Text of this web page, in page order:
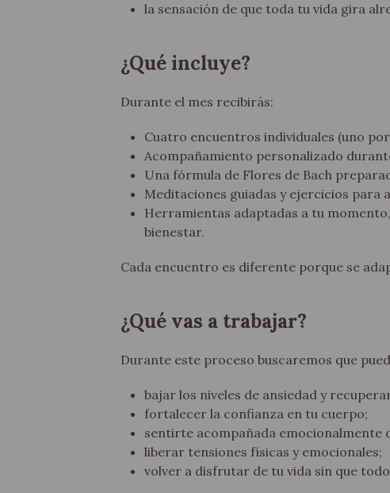
la sensación de que toda tu vida gira
¿Qué incluye?
Durante el mes recibirás:
Cuatro encuentros individuales (uno
Acompañamiento personalizado
Una fórmula de Flores de Bach
Meditaciones guiadas y ejercicios para
Herramientas adaptadas a tu
bienestar.
Cada encuentro es diferente porque se
¿Qué vas a trabajar?
Durante este proceso buscaremos que
bajar los niveles de ansiedad y
fortalecer la confianza en tu cuerpo;
sentirte acompañada emocionalmente
liberar tensiones físicas y emocionales;
volver a disfrutar de tu vida sin que